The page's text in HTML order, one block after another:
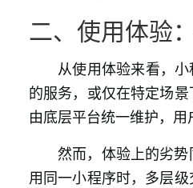
二、使用体验
从使用体验来看，
的服务，或仅在特定场
由底层平台统一维护，
然而，体验上的劣
用同一小程序时，多层